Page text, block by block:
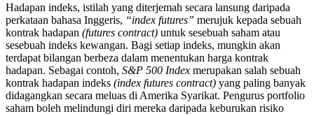
Hadapan indeks, istilah yang diterjemah secara lansung daripada
perkataan bahasa Inggeris, “index futures” merujuk kepada sebuah
kontrak hadapan (futures contract) untuk sesebuah saham atau
sesebuah indeks kewangan. Bagi setiap indeks, mungkin akan
terdapat bilangan berbeza dalam menentukan harga kontrak
hadapan. Sebagai contoh, S&P 500 Index merupakan salah sebuah
kontrak hadapan indeks (index futures contract) yang paling banyak
didagangkan secara meluas di Amerika Syarikat. Pengurus portfolio
saham boleh melindungi diri mereka daripada keburukan risiko